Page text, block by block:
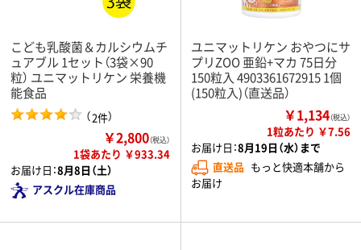
こども乳酸菌＆カルシウムチ
ュアブル 1セット（3袋×90
粒） ユニマットリケン 栄養機
能食品
（2件）
￥2,800（税込）
1袋あたり ￥933.34
お届け日：8月8日（土）
アスクル在庫商品
ユニマットリケン おやつにサ
プリZOO 亜鉛+マカ 75日分
150粒入 4903361672915 1個
(150粒入)（直送品）
￥1,134（税込）
1粒あたり ￥7.56
お届け日：8月19日（水）まで
直送品 もっと快適本舗から
お届け